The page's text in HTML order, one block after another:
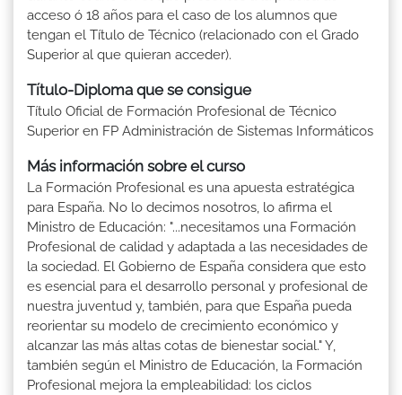
acceso ó 18 años para el caso de los alumnos que
tengan el Título de Técnico (relacionado con el Grado
Superior al que quieran acceder).
Título-Diploma que se consigue
Título Oficial de Formación Profesional de Técnico
Superior en FP Administración de Sistemas Informáticos
Más información sobre el curso
La Formación Profesional es una apuesta estratégica
para España. No lo decimos nosotros, lo afirma el
Ministro de Educación: "...necesitamos una Formación
Profesional de calidad y adaptada a las necesidades de
la sociedad. El Gobierno de España considera que esto
es esencial para el desarrollo personal y profesional de
nuestra juventud y, también, para que España pueda
reorientar su modelo de crecimiento económico y
alcanzar las más altas cotas de bienestar social." Y,
también según el Ministro de Educación, la Formación
Profesional mejora la empleabilidad: los ciclos